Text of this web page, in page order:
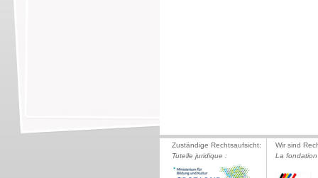
Zuständige Rechtsaufsicht:
Tutelle juridique :
Wir sind
La